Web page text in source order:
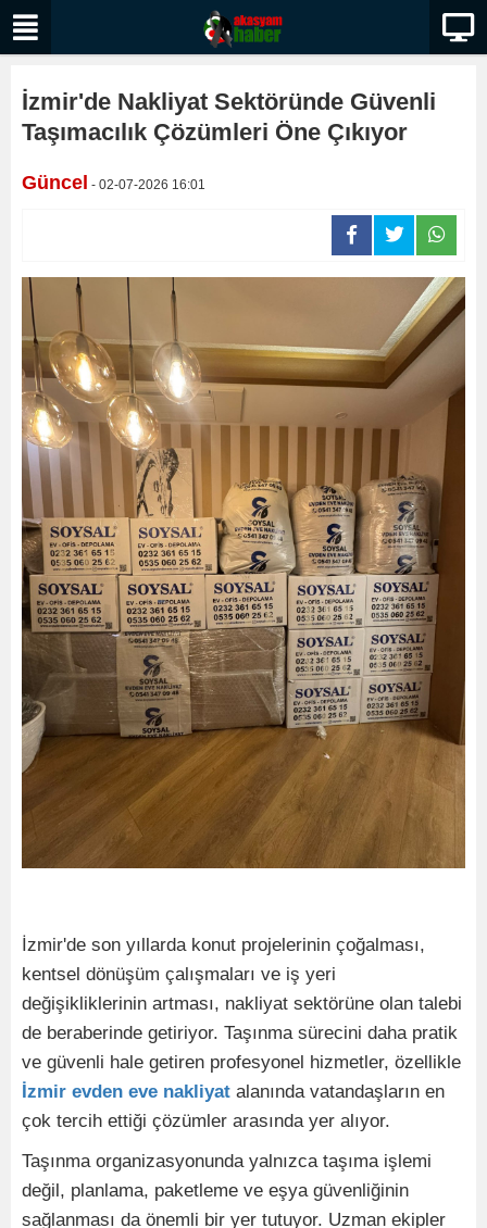
İzmir'de Nakliyat Sektöründe Güvenli
Taşımacılık Çözümleri Öne Çıkıyor
Güncel - 02-07-2026 16:01
İzmir'de son yıllarda konut projelerinin çoğalması,
kentsel dönüşüm çalışmaları ve iş yeri
değişikliklerinin artması, nakliyat sektörüne olan talebi
de beraberinde getiriyor. Taşınma sürecini daha pratik
ve güvenli hale getiren profesyonel hizmetler, özellikle
İzmir evden eve nakliyat alanında vatandaşların en
çok tercih ettiği çözümler arasında yer alıyor.
Taşınma organizasyonunda yalnızca taşıma işlemi
değil, planlama, paketleme ve eşya güvenliğinin
sağlanması da önemli bir yer tutuyor. Uzman ekipler